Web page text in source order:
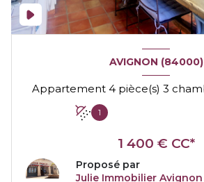
AVIGNON (84000)
1
1 400 € CC*
Proposé par
Julie Immobilier Avignon